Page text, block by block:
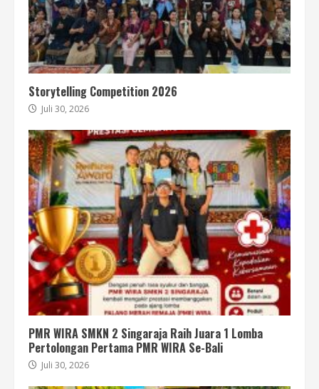
Storytelling Competition 2026
Juli 30, 2026
PMR WIRA SMKN 2 Singaraja Raih Juara 1 Lomba
Pertolongan Pertama PMR WIRA Se-Bali
Juli 30, 2026